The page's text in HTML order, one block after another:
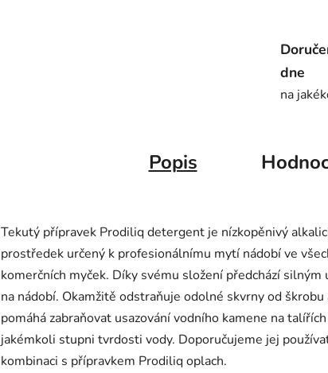
dne
na
Popis
Tekutý přípravek Prodiliq detergent je nízkopěnivý
prostředek určený k profesionálnímu mytí nádobí ve
komerčních myček. Díky svému složení předchází silným
na nádobí. Okamžitě odstraňuje odolné skvrny od škrobu
pomáhá zabraňovat usazování vodního kamene na
jakémkoli stupni tvrdosti vody. Doporučujeme jej
kombinaci s přípravkem Prodiliq oplach.